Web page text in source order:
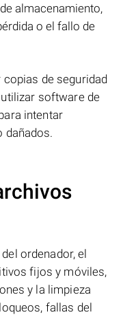
almacenamiento,
o el fallo de
copias de seguridad
software de
intentar
dañados.
ordenador, el
fijos y móviles,
y la limpieza
fallas del